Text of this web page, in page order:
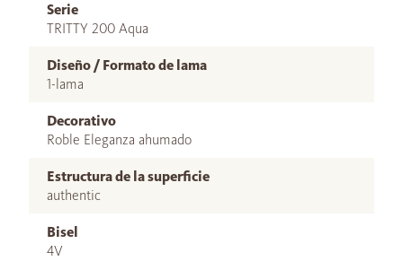
Serie
TRITTY 200 Aqua
Diseño / Formato de lama
1-lama
Decorativo
Roble Eleganza ahumado
Estructura de la superficie
authentic
Bisel
4V